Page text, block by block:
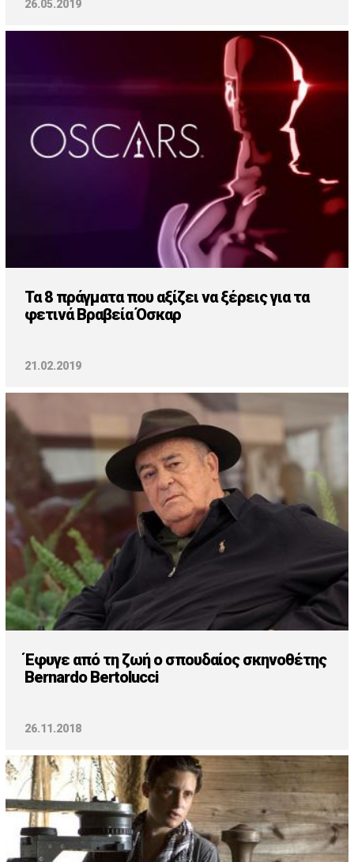
26.05.2019
Τα 8 πράγματα που αξίζει να ξέρεις για τα
φετινά Βραβεία Όσκαρ
21.02.2019
Έφυγε από τη ζωή ο σπουδαίος σκηνοθέτης
Bernardo Bertolucci
26.11.2018